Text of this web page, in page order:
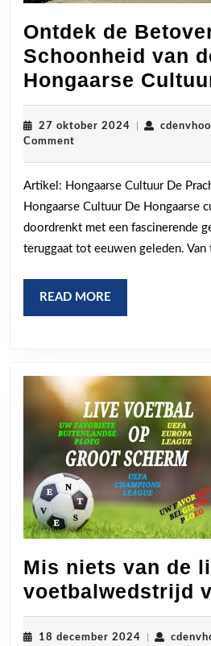
Ontdek de
Schoonheid van
Hongaarse
27 oktober 2024 27
Comment
Artikel: Hongaarse Cultuur De
Hongaarse Cultuur De Hongaarse
doordrenkt met een fascinerende
teruggaat tot eeuwen geleden.
READ MORE
MORE
Mis niets van de
voetbalwedstrijd
18 december 2024 18